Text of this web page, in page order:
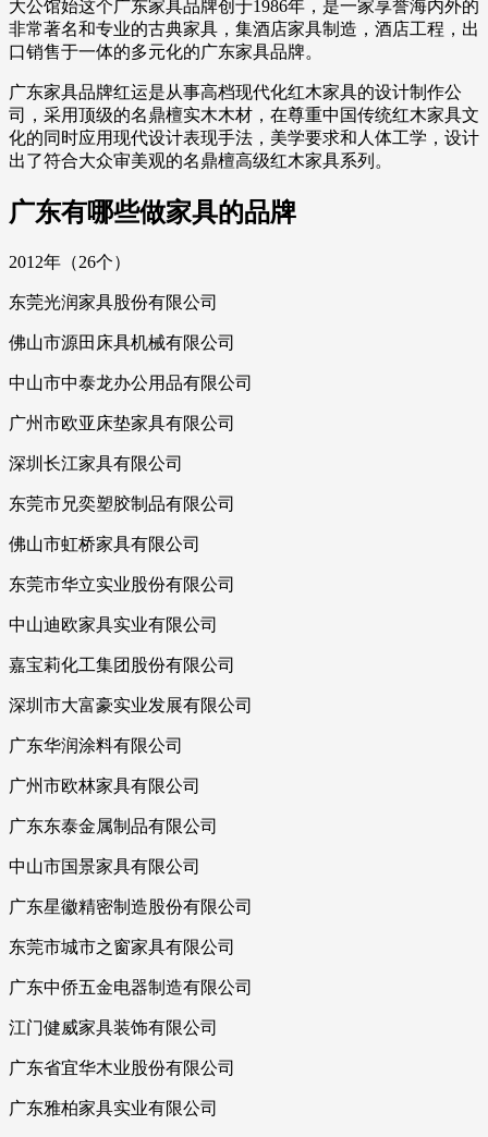
大公馆始这个广东家具品牌创于1986年，是一家享誉海内外的
非常著名和专业的古典家具，集酒店家具制造，酒店工程，出
口销售于一体的多元化的广东家具品牌。
广东家具品牌红运是从事高档现代化红木家具的设计制作公
司，采用顶级的名鼎檀实木木材，在尊重中国传统红木家具文
化的同时应用现代设计表现手法，美学要求和人体工学，设计
出了符合大众审美观的名鼎檀高级红木家具系列。
广东有哪些做家具的品牌
2012年（26个）
东莞光润家具股份有限公司
佛山市源田床具机械有限公司
中山市中泰龙办公用品有限公司
广州市欧亚床垫家具有限公司
深圳长江家具有限公司
东莞市兄奕塑胶制品有限公司
佛山市虹桥家具有限公司
东莞市华立实业股份有限公司
中山迪欧家具实业有限公司
嘉宝莉化工集团股份有限公司
深圳市大富豪实业发展有限公司
广东华润涂料有限公司
广州市欧林家具有限公司
广东东泰金属制品有限公司
中山市国景家具有限公司
广东星徽精密制造股份有限公司
东莞市城市之窗家具有限公司
广东中侨五金电器制造有限公司
江门健威家具装饰有限公司
广东省宜华木业股份有限公司
广东雅柏家具实业有限公司